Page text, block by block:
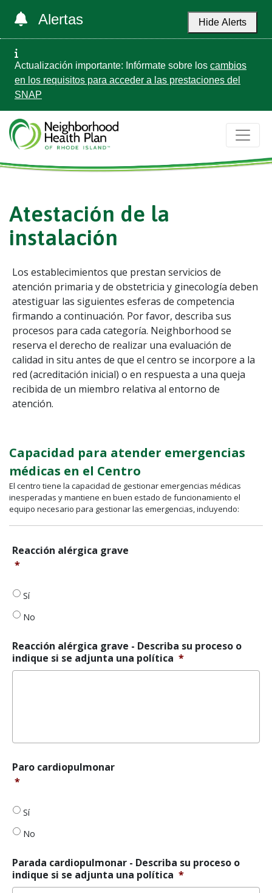
Alertas Hide Alerts
Actualización importante: Infórmate sobre los cambios
en los requisitos para acceder a las prestaciones del
SNAP
Atestación de la
instalación
Los establecimientos que prestan servicios de
atención primaria y de obstetricia y ginecología deben
atestiguar las siguientes esferas de competencia
firmando a continuación. Por favor, describa sus
procesos para cada categoría. Neighborhood se
reserva el derecho de realizar una evaluación de
calidad in situ antes de que el centro se incorpore a la
red (acreditación inicial) o en respuesta a una queja
recibida de un miembro relativa al entorno de
atención.
Capacidad para atender emergencias
médicas en el Centro
El centro tiene la capacidad de gestionar emergencias médicas
inesperadas y mantiene en buen estado de funcionamiento el
equipo necesario para gestionar las emergencias, incluyendo:
Reacción
alérgica
Reacción alérgica grave
*
Sí
No
Reacción alérgica grave - Describa su proceso o
indique si se adjunta una política *
Paro
cardiopulmonar
Paro cardiopulmonar
*
Sí
No
Parada cardiopulmonar - Describa su proceso o
indique si se adjunta una política *